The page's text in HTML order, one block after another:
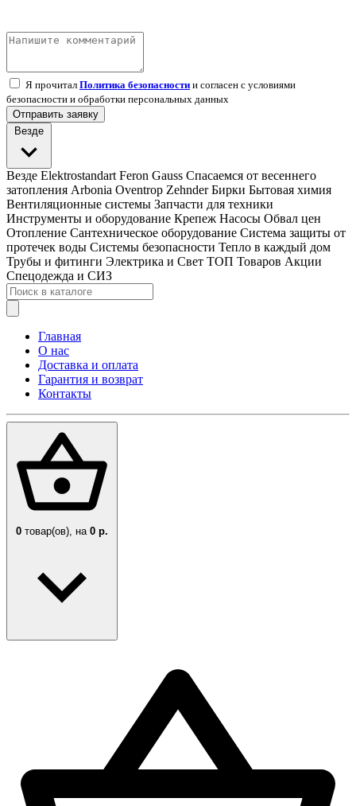
Я прочитал Политика безопасности и согласен с условиями
безопасности и обработки персональных данных
Отправить заявку
Везде
Везде Elektrostandart Feron Gauss Спасаемся от весеннего
затопления Arbonia Oventrop Zehnder Бирки Бытовая химия
Вентиляционные системы Запчасти для техники
Инструменты и оборудование Крепеж Насосы Обвал цен
Отопление Сантехническое оборудование Система защиты от
протечек воды Системы безопасности Тепло в каждый дом
Трубы и фитинги Электрика и Свет ТОП Товаров Акции
Спецодежда и СИЗ
Главная
О нас
Доставка и оплата
Гарантия и возврат
Контакты
0 товар(ов), на 0 р.